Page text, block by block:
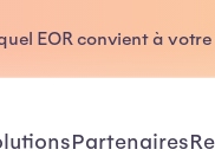
EOR convient à
Partenaires